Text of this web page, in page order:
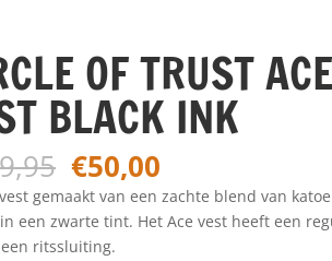
OF TRUST
BLACK INK
Oorspronkelijke
prijs
was:
€119,95.
€50,00
prijs
is:
€50,00.
gemaakt van een zachte blend van
een zwarte tint. Het Ace vest heeft een
ritssluiting.